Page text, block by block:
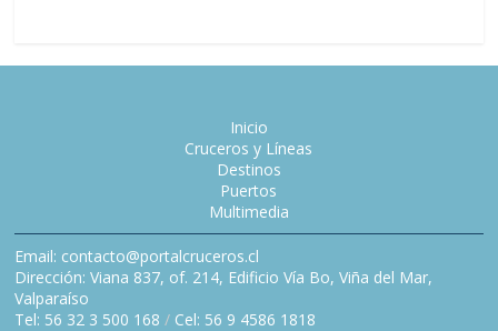
Inicio
Cruceros y Líneas
Destinos
Puertos
Multimedia
Email: contacto@portalcruceros.cl
Dirección: Viana 837, of. 214, Edificio Vía Bo, Viña del Mar,
Valparaíso
Tel: 56 32 3 500 168 / Cel: 56 9 4586 1818